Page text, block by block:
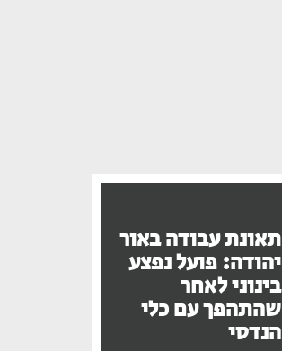
תאונת עבודה באור
יהודה: פועל נפצע
בינוני לאחר
שהתהפך עם כלי
הנדסי